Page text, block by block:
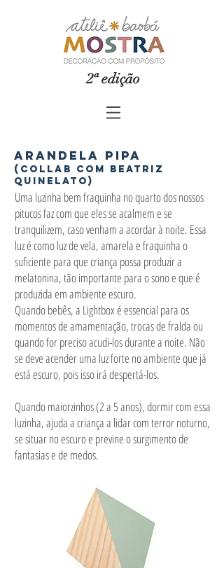
2ª edição
Arandela pipa
Uma luzinha bem fraquinha no quarto dos nossos
pitucos faz com que eles se acalmem e se
tranquilizem, caso venham a acordar à noite. Essa
luz é como luz de vela, amarela e fraquinha o
suficiente para que criança possa produzir a
melatonina, tão importante para o sono e que é
produzida em ambiente escuro.
Quando bebês, a Lightbox é essencial para os
momentos de amamentação, trocas de fralda ou
quando for preciso acudi-los durante a noite. Não
se deve acender uma luz forte no ambiente que já
está escuro, pois isso irá despertá-los.
Quando maiorzinhos (2 a 5 anos), dormir com essa
luzinha, ajuda a criança a lidar com terror noturno,
se situar no escuro e previne o surgimento de
fantasias e de medos.
(collab com beatriz
quinelato)